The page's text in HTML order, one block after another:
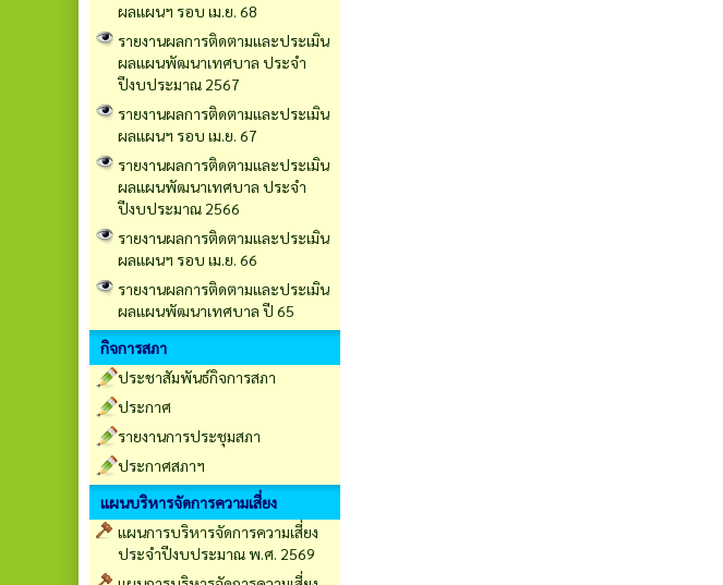
ผลแผนฯ รอบ เม.ย. 68
รายงานผลการติดตามและประเมิน
ผลแผนพัฒนาเทศบาล ประจำ
ปีงบประมาณ 2567
รายงานผลการติดตามและประเมิน
ผลแผนฯ รอบ เม.ย. 67
รายงานผลการติดตามและประเมิน
ผลแผนพัฒนาเทศบาล ประจำ
ปีงบประมาณ 2566
รายงานผลการติดตามและประเมิน
ผลแผนฯ รอบ เม.ย. 66
รายงานผลการติดตามและประเมิน
ผลแผนพัฒนาเทศบาล ปี 65
กิจการสภา
ประชาสัมพันธ์กิจการสภา
ประกาศ
รายงานการประชุมสภา
ประกาศสภาฯ
แผนบริหารจัดการความเสี่ยง
แผนการบริหารจัดการความเสี่ยง
ประจำปีงบประมาณ พ.ศ. 2569